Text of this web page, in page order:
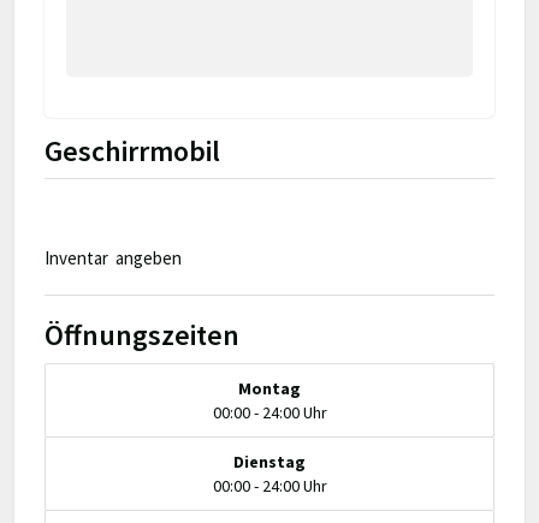
Geschirrmobil
Inventar angeben
Öffnungszeiten
Montag
00:00 - 24:00 Uhr
Dienstag
00:00 - 24:00 Uhr